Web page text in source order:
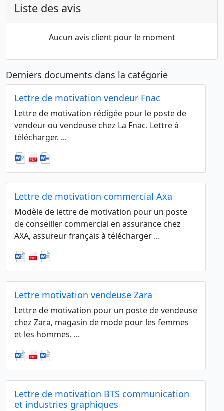
Liste des avis
Aucun avis client pour le moment
Derniers documents dans la catégorie
Lettre de motivation vendeur Fnac
Lettre de motivation rédigée pour le poste de
vendeur ou vendeuse chez La Fnac. Lettre à
télécharger. ...
Lettre de motivation commercial Axa
Modèle de lettre de motivation pour un poste
de conseiller commercial en assurance chez
AXA, assureur français à télécharger ...
Lettre motivation vendeuse Zara
Lettre de motivation pour un poste de vendeuse
chez Zara, magasin de mode pour les femmes
et les hommes. ...
Lettre de motivation BTS communication
et industries graphiques